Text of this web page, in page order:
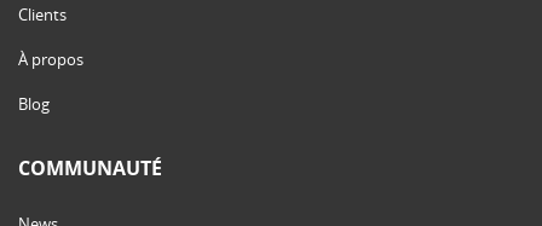
Clients
À propos
Blog
COMMUNAUTÉ